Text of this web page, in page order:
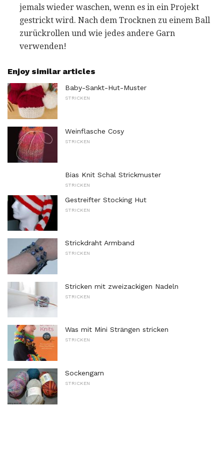
jemals wieder waschen, wenn es in ein Projekt
gestrickt wird. Nach dem Trocknen zu einem Ball
zurückrollen und wie jedes andere Garn
verwenden!
Enjoy similar articles
Baby-Sankt-Hut-Muster
STRICKEN
Weinflasche Cosy
STRICKEN
Bias Knit Schal Strickmuster
STRICKEN
Gestreifter Stocking Hut
STRICKEN
Strickdraht Armband
STRICKEN
Stricken mit zweizackigen Nadeln
STRICKEN
Was mit Mini Strängen stricken
STRICKEN
Sockengarn
STRICKEN